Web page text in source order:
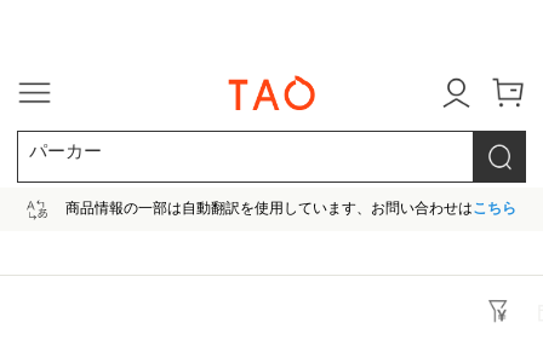
パーカー
商品情報の一部は自動翻訳を使用しています、お問い合わせはこちら